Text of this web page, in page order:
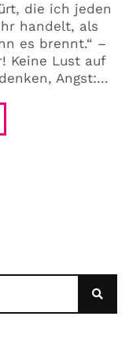
die ich jeden
handelt, als
es brennt.“ –
Keine Lust auf
Angst:...